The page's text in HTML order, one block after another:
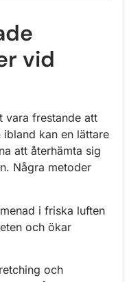
vid
vara frestande att
kan en lättare
att återhämta sig
Några metoder
i friska luften
och ökar
och